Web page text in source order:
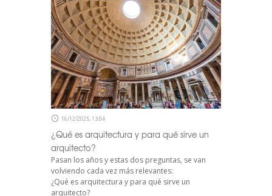
16/12/2025, 13:04
¿Qué es arquitectura y para qué sirve un
arquitecto?
Pasan los años y estas dos preguntas, se van
volviendo cada vez más relevantes:
¿Qué es arquitectura y para qué sirve un
arquitecto?